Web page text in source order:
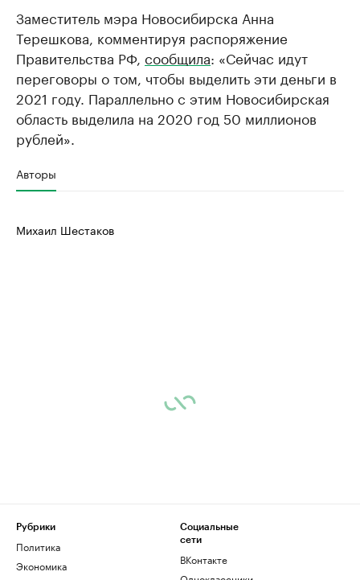
Заместитель мэра Новосибирска Анна
Терешкова, комментируя распоряжение
Правительства РФ, сообщила: «Сейчас идут
переговоры о том, чтобы выделить эти деньги в
2021 году. Параллельно с этим Новосибирская
область выделила на 2020 год 50 миллионов
рублей».
Авторы
Михаил Шестаков
Рубрики
Политика
Экономика
Социальные
сети
ВКонтакте